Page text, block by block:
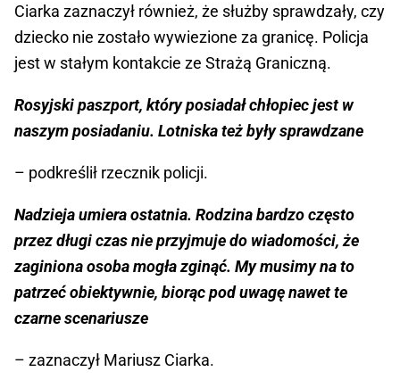
Ciarka zaznaczył również, że służby sprawdzały, czy
dziecko nie zostało wywiezione za granicę. Policja
jest w stałym kontakcie ze Strażą Graniczną.
Rosyjski paszport, który posiadał chłopiec jest w
naszym posiadaniu. Lotniska też były sprawdzane
– podkreślił rzecznik policji.
Nadzieja umiera ostatnia. Rodzina bardzo często
przez długi czas nie przyjmuje do wiadomości, że
zaginiona osoba mogła zginąć. My musimy na to
patrzeć obiektywnie, biorąc pod uwagę nawet te
czarne scenariusze
– zaznaczył Mariusz Ciarka.